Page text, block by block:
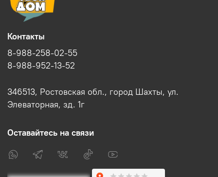
Контакты
8-988-258-02-55
8-988-952-13-52
346513, Ростовская обл., город Шахты, ул.
Элеваторная, зд. 1г
Оставайтесь на связи